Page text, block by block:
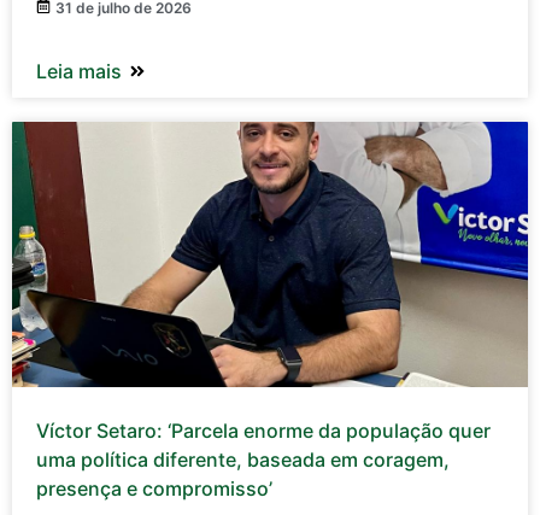
31 de julho de 2026
Leia mais
Víctor Setaro: ‘Parcela enorme da população quer
uma política diferente, baseada em coragem,
presença e compromisso’